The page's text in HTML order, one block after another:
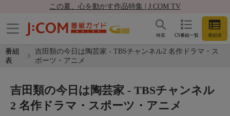
この夏、心を動かす作品特集 | J:COM TV
CS番組一覧 番組表
検索
番組
表
吉田類の今日は陶芸家 - TBSチャンネル2 名作ドラマ・ス
ポーツ・アニメ
吉田類の今日は陶芸家 - TBSチャンネル
2 名作ドラマ・スポーツ・アニメ